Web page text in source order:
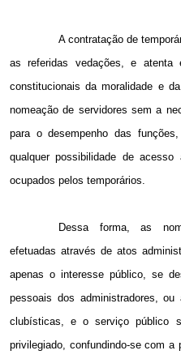
A contratação de
as referidas vedações, e atenta
constitucionais da moralidade e
nomeação de servidores sem a
para o desempenho das
qualquer possibilidade de
ocupados pelos temporários.
Dessa forma, as
efetuadas através de atos
apenas o interesse público, se
pessoais dos administradores,
clubísticas, e o serviço público
privilegiado, confundindo-se com a